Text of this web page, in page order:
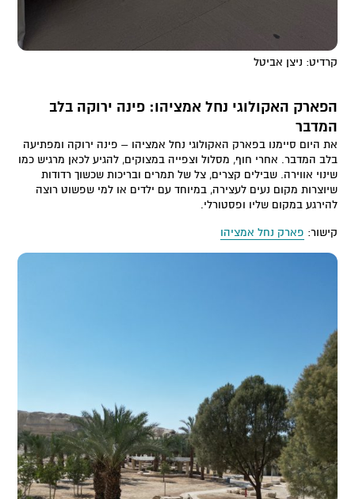
קרדיט: ניצן אביטל
הפארק האקולוגי נחל אמציהו: פינה ירוקה בלב
המדבר
את היום סיימנו בפארק האקולוגי נחל אמציהו – פינה ירוקה ומפתיעה
בלב המדבר. אחרי חוף, מסלול וצפייה במצוקים, להגיע לכאן מרגיש כמו
שינוי אווירה. שבילים קצרים, צל של תמרים ובריכות שכשוך רדודות
שיוצרות מקום נעים לעצירה, במיוחד עם ילדים או למי שפשוט רוצה
להירגע במקום שליו ופסטורלי.
קישור: פארק נחל אמציהו